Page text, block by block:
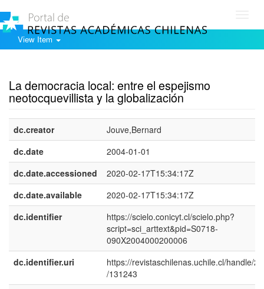
View Item
La democracia local: entre el espejismo
neotocquevillista y la globalización
dc.creator
Jouve,Bernard
dc.date
2004-01-01
dc.date.accessioned
2020-02-17T15:34:17Z
dc.date.available
2020-02-17T15:34:17Z
dc.identifier
https://scielo.conicyt.cl/scielo.php?
script=sci_arttext&pid=S0718-
090X2004000200006
dc.identifier.uri
https://revistaschilenas.uchile.cl/handle/
/131243